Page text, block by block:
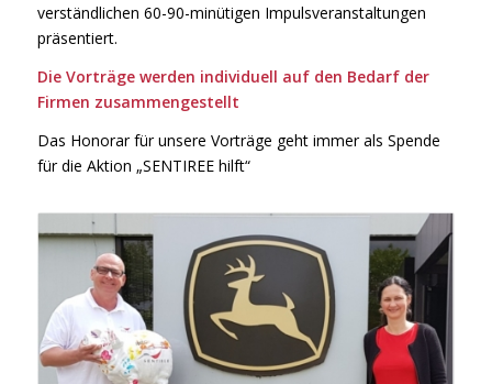
verständlichen 60-90-minütigen Impulsveranstaltungen
präsentiert.
Die Vorträge werden individuell auf den Bedarf der
Firmen zusammengestellt
Das Honorar für unsere Vorträge geht immer als Spende
für die Aktion „SENTIREE hilft“